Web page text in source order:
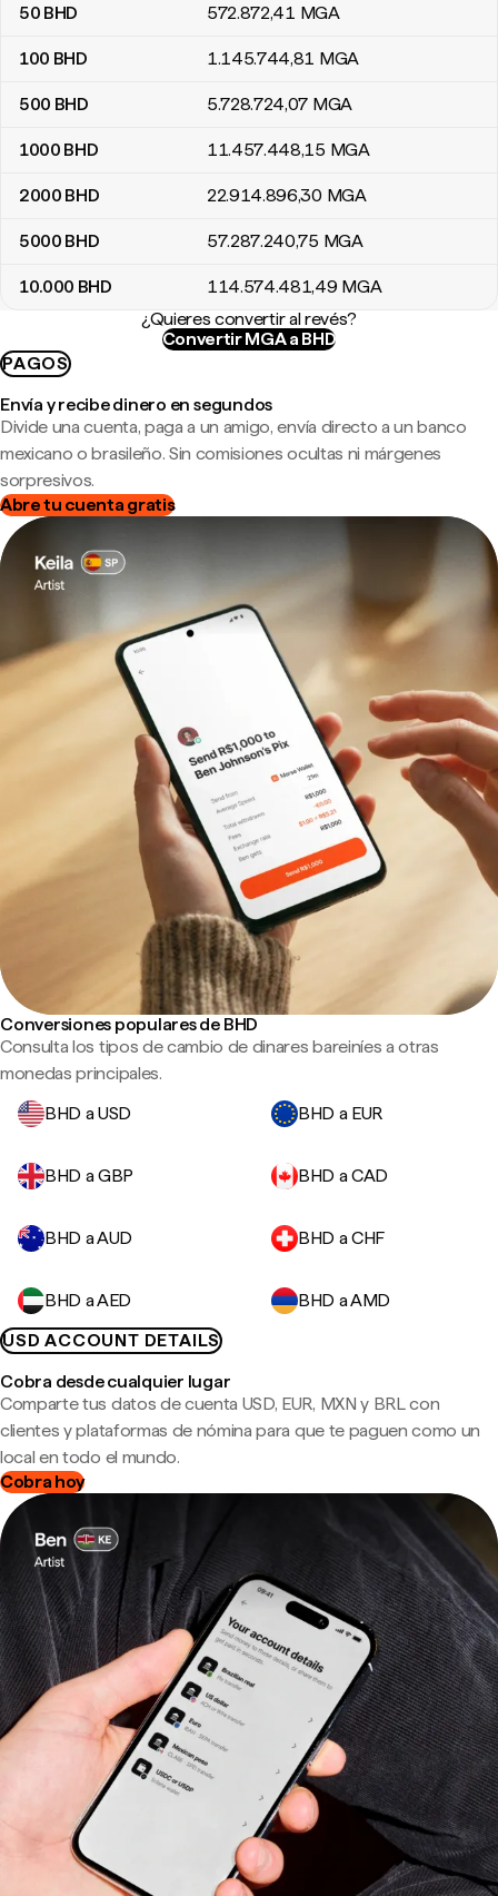
50 BHD 572.872,41 MGA
100 BHD 1.145.744,81 MGA
500 BHD 5.728.724,07 MGA
1000 BHD 11.457.448,15 MGA
2000 BHD 22.914.896,30 MGA
5000 BHD 57.287.240,75 MGA
10.000 BHD 114.574.481,49 MGA
¿Quieres convertir al revés?
Convertir MGA a BHD
PAGOS
Envía y recibe dinero en segundos
Divide una cuenta, paga a un amigo, envía directo a un banco
mexicano o brasileño. Sin comisiones ocultas ni márgenes
sorpresivos.
Abre tu cuenta gratis
Conversiones populares de BHD
Consulta los tipos de cambio de dinares bareiníes a otras
monedas principales.
BHD a USD
BHD a EUR
BHD a GBP BHD a CAD
BHD a AUD BHD a CHF
BHD a AED
BHD a AMD
USD ACCOUNT DETAILS
Cobra desde cualquier lugar
Comparte tus datos de cuenta USD, EUR, MXN y BRL con
clientes y plataformas de nómina para que te paguen como un
local en todo el mundo.
Cobra hoy